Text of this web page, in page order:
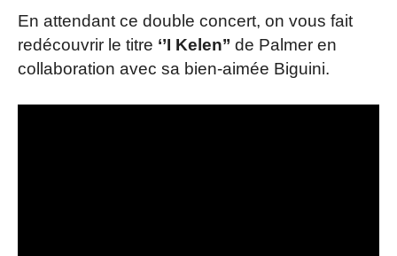
En attendant ce double concert, on vous fait
redécouvrir le titre ‘’I Kelen’’ de Palmer en
collaboration avec sa bien-aimée Biguini.